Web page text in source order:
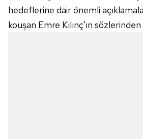
hedeflerine dair önemli
kouşan Emre Kılınç'ın